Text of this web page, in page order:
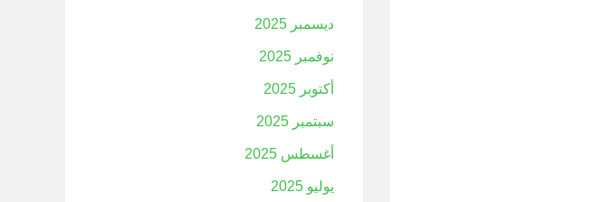
ديسمبر 2025
نوفمبر 2025
أكتوبر 2025
سبتمبر 2025
أغسطس 2025
يوليو 2025